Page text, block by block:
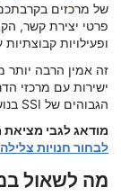
של מרכזים
פרטי יצירת קשר,
ופעילויות קבוצתיות
זה אמין הרבה יותר
ישירות עם מרכזי
הגבוהים של SSI בנושאי בטיחות והדרכה.
מודאג לגבי
לבחור חנויות צלילה
מה לשאול